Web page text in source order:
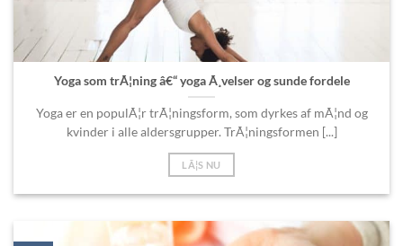
Yoga som trÃ¦ning â€“ yoga Ã¸velser og sunde fordele
Yoga er en populÃ¦r trÃ¦ningsform, som dyrkes af mÃ¦nd og
kvinder i alle aldersgrupper. TrÃ¦ningsformen [...]
LÃ¦S NU